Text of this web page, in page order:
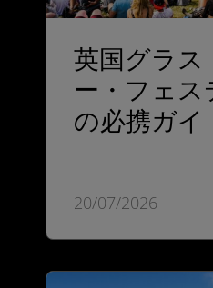
英国グラス
ー・フェ
の必携ガイ
20/07/2026